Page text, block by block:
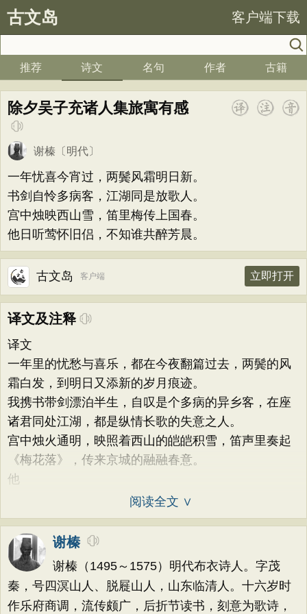
古文岛 客户端下载
推荐 诗文 名句 作者 古籍
除夕吴子充诸人集旅寓有感
谢榛 〔明代〕
一年忧喜今宵过，两鬓风霜明日新。
书剑自怜多病客，江湖同是放歌人。
宫中烛映西山雪，笛里梅传上国春。
他日听莺怀旧侣，不知谁共醉芳晨。
古文岛 客户端 立即打开
译文及注释
译文
一年里的忧愁与喜乐，都在今夜翻篇过去，两鬓的风
霜白发，到明日又添新的岁月痕迹。
我携书带剑漂泊半生，自叹是个多病的异乡客，在座
诸君同处江湖，都是纵情长歌的失意之人。
宫中烛火通明，映照着西山的皑皑积雪，笛声里奏起
《梅花落》，传来京城的融融春意。
他
阅读全文 ∨
谢榛
谢榛（1495～1575）明代布衣诗人。字茂
秦，号四溟山人、脱屣山人，山东临清人。十六岁时
作乐府商调，流传颇广，后折节读书，刻意为歌诗，